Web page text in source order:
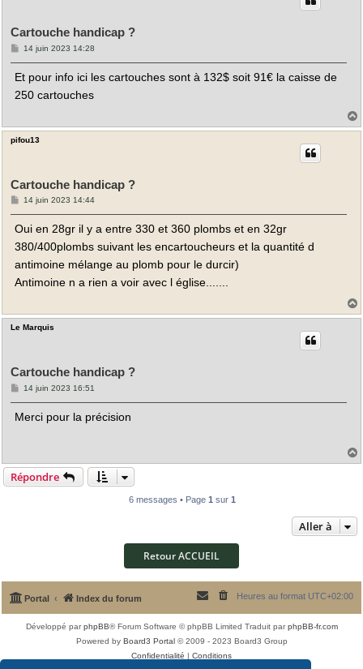
Cartouche handicap ?
M
s
g
14 juin 2023 14:28
Et pour info ici les cartouches sont à 132$ soit 91€ la caisse de
250 cartouches
pifou13
Cartouche handicap ?
M
s
g
14 juin 2023 14:44
Oui en 28gr il y a entre 330 et 360 plombs et en 32gr
380/400plombs suivant les encartoucheurs et la quantité d
antimoine mélange au plomb pour le durcir)
Antimoine n a rien a voir avec l église.......
Le Marquis
Cartouche handicap ?
M
s
14 juin 2023 16:51
Merci pour la précision
Répondre
6 messages • Page 1 sur 1
Aller à
Retour ACCUEIL
Portal Index du forum Heures au format UTC+02:00
Développé parphpBB® Forum Software © phpBB Limited Traduit parphpBB-fr.com
Powered by Board3 Portal© 2009 - 2023 Board3 Group
Confidentialité | Conditions